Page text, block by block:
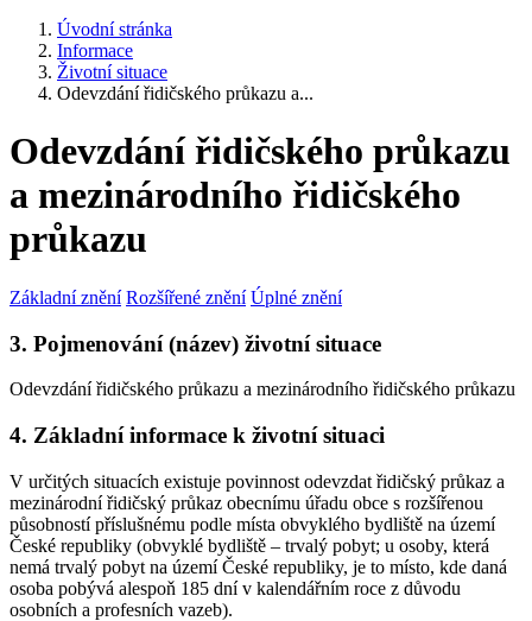
Úvodní stránka
Informace
Životní situace
Odevzdání řidičského průkazu a...
Odevzdání řidičského průkazu
a mezinárodního řidičského
průkazu
Základní znění Rozšířené znění Úplné znění
3. Pojmenování (název) životní situace
Odevzdání řidičského průkazu a mezinárodního řidičského průkazu
4. Základní informace k životní situaci
V určitých situacích existuje povinnost odevzdat řidičský průkaz a
mezinárodní řidičský průkaz obecnímu úřadu obce s rozšířenou
působností příslušnému podle místa obvyklého bydliště na území
České republiky (obvyklé bydliště – trvalý pobyt; u osoby, která
nemá trvalý pobyt na území České republiky, je to místo, kde daná
osoba pobývá alespoň 185 dní v kalendářním roce z důvodu
osobních a profesních vazeb).